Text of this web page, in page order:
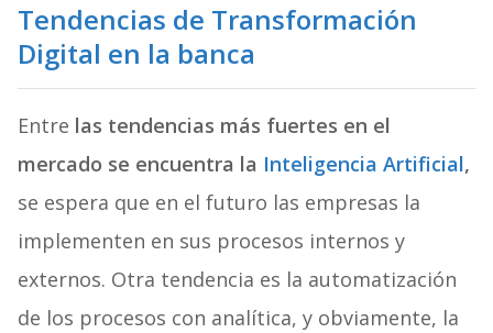
Tendencias de Transformación
Digital en la banca
Entre las tendencias más fuertes en el
mercado se encuentra la Inteligencia Artificial,
se espera que en el futuro las empresas la
implementen en sus procesos internos y
externos. Otra tendencia es la automatización
de los procesos con analítica, y obviamente, la